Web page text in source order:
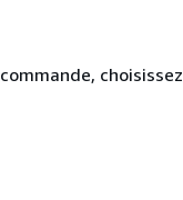
commande, choisissez